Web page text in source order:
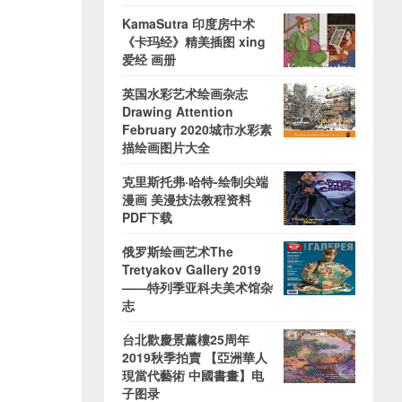
KamaSutra 印度房中术
《卡玛经》精美插图 xing
爱经 画册
英国水彩艺术绘画杂志
Drawing Attention
February 2020城市水彩素
描绘画图片大全
克里斯托弗·哈特-绘制尖端
漫画 美漫技法教程资料
PDF下载
俄罗斯绘画艺术The
Tretyakov Gallery 2019
——特列季亚科夫美术馆杂
志
台北歡慶景薰樓25周年
2019秋季拍賣 【亞洲華人
現當代藝術 中國書畫】电
子图录